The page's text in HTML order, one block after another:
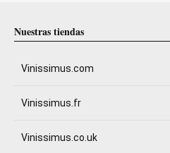
Nuestras tiendas
Vinissimus.com
Vinissimus.fr
Vinissimus.co.uk